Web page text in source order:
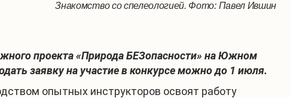
Знакомство со спелеологией. Фото: Павел Ившин
проекта «Природа БЕЗопасности» на Южном
заявку на участие в конкурсе можно до 1 июля.
опытных инструкторов освоят работу